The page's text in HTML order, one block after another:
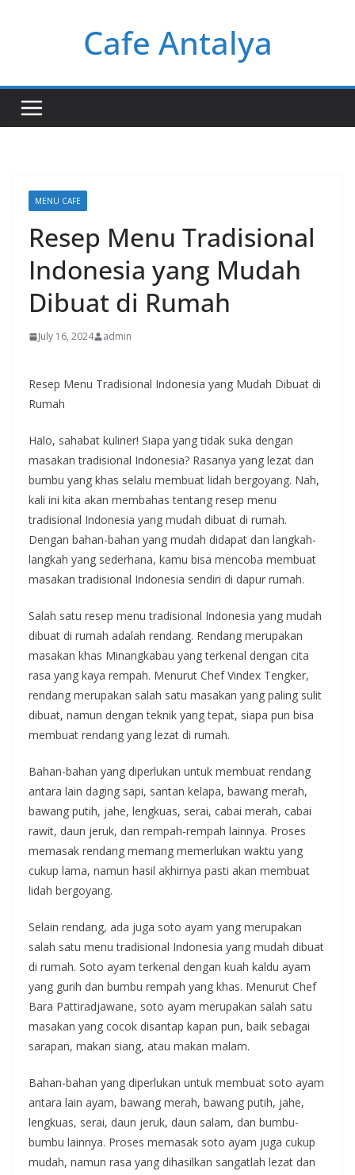
Cafe Antalya
MENU CAFE
Resep Menu Tradisional
Indonesia yang Mudah
Dibuat di Rumah
July 16, 2024 admin
Resep Menu Tradisional Indonesia yang Mudah Dibuat di
Rumah
Halo, sahabat kuliner! Siapa yang tidak suka dengan
masakan tradisional Indonesia? Rasanya yang lezat dan
bumbu yang khas selalu membuat lidah bergoyang. Nah,
kali ini kita akan membahas tentang resep menu
tradisional Indonesia yang mudah dibuat di rumah.
Dengan bahan-bahan yang mudah didapat dan langkah-
langkah yang sederhana, kamu bisa mencoba membuat
masakan tradisional Indonesia sendiri di dapur rumah.
Salah satu resep menu tradisional Indonesia yang mudah
dibuat di rumah adalah rendang. Rendang merupakan
masakan khas Minangkabau yang terkenal dengan cita
rasa yang kaya rempah. Menurut Chef Vindex Tengker,
rendang merupakan salah satu masakan yang paling sulit
dibuat, namun dengan teknik yang tepat, siapa pun bisa
membuat rendang yang lezat di rumah.
Bahan-bahan yang diperlukan untuk membuat rendang
antara lain daging sapi, santan kelapa, bawang merah,
bawang putih, jahe, lengkuas, serai, cabai merah, cabai
rawit, daun jeruk, dan rempah-rempah lainnya. Proses
memasak rendang memang memerlukan waktu yang
cukup lama, namun hasil akhirnya pasti akan membuat
lidah bergoyang.
Selain rendang, ada juga soto ayam yang merupakan
salah satu menu tradisional Indonesia yang mudah dibuat
di rumah. Soto ayam terkenal dengan kuah kaldu ayam
yang gurih dan bumbu rempah yang khas. Menurut Chef
Bara Pattiradjawane, soto ayam merupakan salah satu
masakan yang cocok disantap kapan pun, baik sebagai
sarapan, makan siang, atau makan malam.
Bahan-bahan yang diperlukan untuk membuat soto ayam
antara lain ayam, bawang merah, bawang putih, jahe,
lengkuas, serai, daun jeruk, daun salam, dan bumbu-
bumbu lainnya. Proses memasak soto ayam juga cukup
mudah, namun rasa yang dihasilkan sangatlah lezat dan